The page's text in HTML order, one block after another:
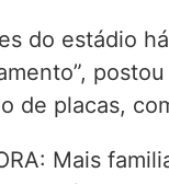
do estádio
de placas,
Mais